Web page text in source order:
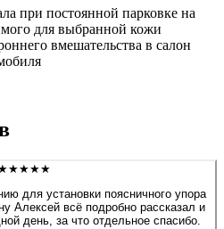
при постоянной парковке на
для выбранной кожи
вмешательства в салон
для установки поясничного упора
Алексей всё подробно рассказал и
день, за что отдельное спасибо.